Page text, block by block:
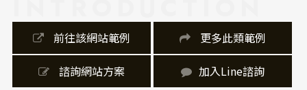
文字設計採用大標語 + 短句式，引導視線迅速聚焦。圖
文並陳、線條分割設計清楚劃分模組，且具節奏感。
｜網站製作，技術細節
前往該網站範例 更多此類範例
諮詢網站方案 加入Line諮詢